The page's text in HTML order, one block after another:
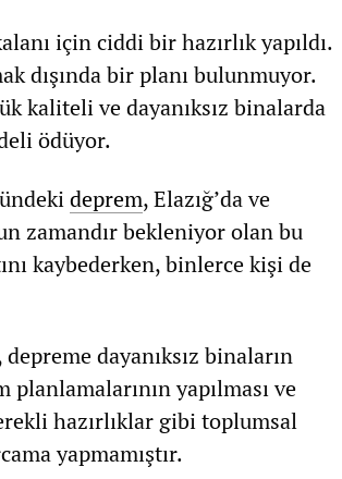
için ciddi bir hazırlık yapıldı.
dışında bir planı bulunmuyor.
kaliteli ve dayanıksız binalarda
ödüyor.
deprem, Elazığ’da ve
zamandır bekleniyor olan bu
kaybederken, binlerce kişi de
dayanıksız binaların
yapılması ve
hazırlıklar gibi toplumsal
yapmamıştır.